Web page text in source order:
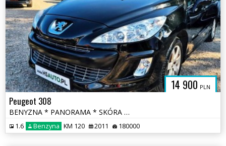
14 900 PLN
Peugeot 308
BENYZNA * PANORAMA * SKÓRA * nawigacja * niski przebieg * OKAZJA
1.6 Benzyna KM 120 2011 180000